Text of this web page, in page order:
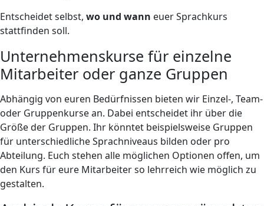
Entscheidet selbst, wo und wann euer Sprachkurs
stattfinden soll.
Unternehmenskurse für einzelne
Mitarbeiter oder ganze Gruppen
Abhängig von euren Bedürfnissen bieten wir Einzel-, Team-
oder Gruppenkurse an. Dabei entscheidet ihr über die
Größe der Gruppen. Ihr könntet beispielsweise Gruppen
für unterschiedliche Sprachniveaus bilden oder pro
Abteilung. Euch stehen alle möglichen Optionen offen, um
den Kurs für eure Mitarbeiter so lehrreich wie möglich zu
gestalten.